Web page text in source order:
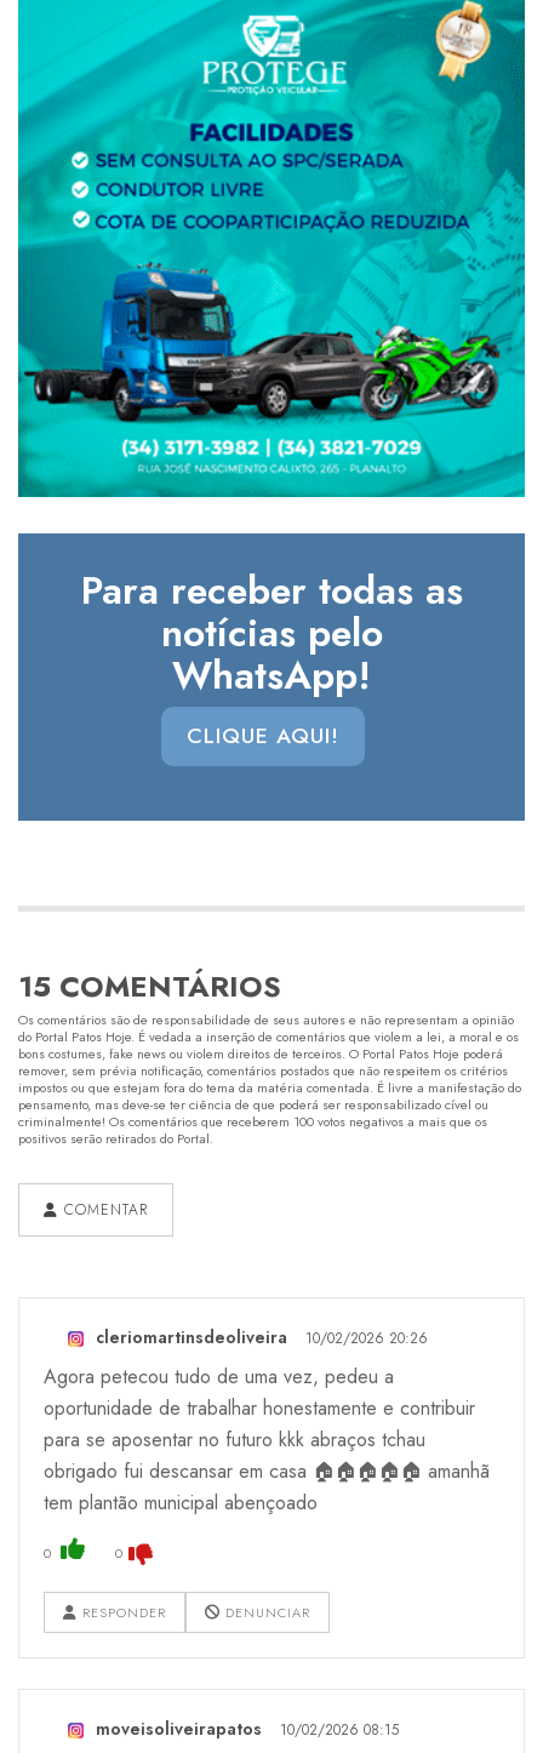
Para receber todas as
notícias pelo
WhatsApp!
CLIQUE AQUI!
15 COMENTÁRIOS
Os comentários são de responsabilidade de seus autores e não representam a opinião
do Portal Patos Hoje. É vedada a inserção de comentários que violem a lei, a moral e os
bons costumes, fake news ou violem direitos de terceiros. O Portal Patos Hoje poderá
remover, sem prévia notificação, comentários postados que não respeitem os critérios
impostos ou que estejam fora do tema da matéria comentada. É livre a manifestação do
pensamento, mas deve-se ter ciência de que poderá ser responsabilizado cível ou
criminalmente! Os comentários que receberem 100 votos negativos a mais que os
positivos serão retirados do Portal.
COMENTAR
cleriomartinsdeoliveira 10/02/2026 20:26
Agora petecou tudo de uma vez, pedeu a
oportunidade de trabalhar honestamente e contribuir
para se aposentar no futuro kkk abraços tchau
obrigado fui descansar em casa 🏠🏠🏠🏠🏠 amanhã
tem plantão municipal abençoado
0 0
RESPONDER DENUNCIAR
moveisoliveirapatos 10/02/2026 08:15